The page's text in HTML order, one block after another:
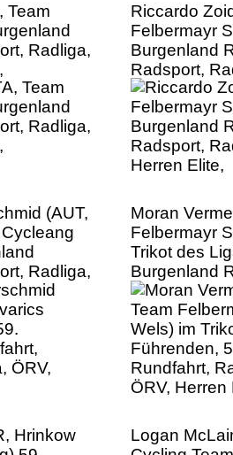
Team
Radliga,
Riccardo
Felbermayr
Burgenland
Radsport,
Herren Elite,
(AUT,
Radliga,
Moran
Felbermayr
Trikot des
Burgenland
Radsport,
Herren Elite,
Hrinkow
Logan